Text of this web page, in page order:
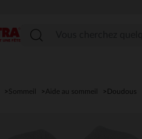
Sommeil Aide au sommeil Doudous